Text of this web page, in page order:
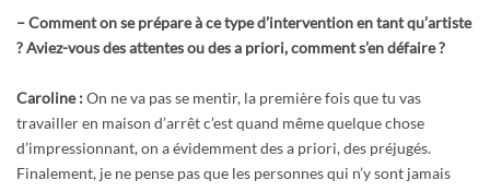
–Comment on se prépare à ce type d’intervention en tant qu’artiste
? Aviez-vous des attentes ou des a priori, comment s’en défaire ?
Caroline :On ne va pas se mentir, la première fois que tu vas
travailler en maison d’arrêt c’est quand même quelque chose
d’impressionnant, on a évidemment des a priori, des préjugés.
Finalement, je ne pense pas que les personnes qui n’y sont jamais